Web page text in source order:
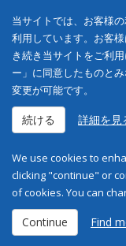
当サイトでは、お客様
利用しています。お客
き続き当サイトをご利
ー」に同意したものと
変更が可能です。
続ける 詳細を見
We use cookies to
clicking "continue" or
of cookies. You can
Continue Find